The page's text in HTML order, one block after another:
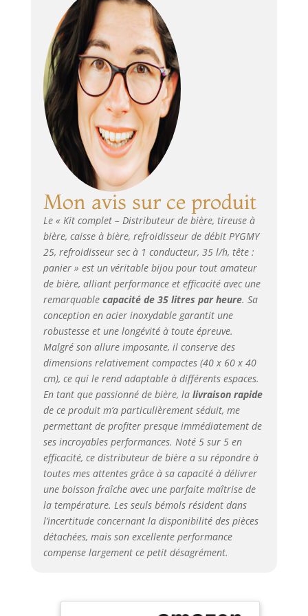
durable et
hygiénique. Facile
à utiliser : mise en
service rapide en
seulement 2 à 4
minutes pour un
plaisir immédiat
de la bière.
Refroidissement
optimal : la plage
de réglage de +2 à
+10 degrés
une bière
parfaitement
refroidie.
Accessoires inclus :
avec égouttoir,
robinet
compensateur de
refroidissement et
alimentation en
CO2 pour une
expérience de
bière réussie.
Mon avis sur ce produit
Le « Kit complet – Distributeur de bière, tireuse à
bière, caisse à bière, refroidisseur de débit PYGMY
25, refroidisseur sec à 1 conducteur, 35 l/h, tête :
panier » est un véritable bijou pour tout amateur
de bière, alliant performance et efficacité avec une
remarquable capacité de 35 litres par heure. Sa
conception en acier inoxydable garantit une
robustesse et une longévité à toute épreuve.
Malgré son allure imposante, il conserve des
dimensions relativement compactes (40 x 60 x 40
cm), ce qui le rend adaptable à différents espaces.
En tant que passionné de bière, la livraison rapide
de ce produit m’a particulièrement séduit, me
permettant de profiter presque immédiatement de
ses incroyables performances. Noté 5 sur 5 en
efficacité, ce distributeur de bière a su répondre à
toutes mes attentes grâce à sa capacité à délivrer
une boisson fraîche avec une parfaite maîtrise de
la température. Les seuls bémols résident dans
l’incertitude concernant la disponibilité des pièces
détachées, mais son excellente performance
compense largement ce petit désagrément.